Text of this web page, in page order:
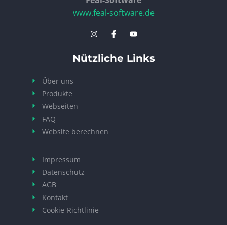
www.feal-software.de
Nützliche Links
Über uns
Produkte
Webseiten
FAQ
Website berechnen
Impressum
Datenschutz
AGB
Kontakt
Cookie-Richtlinie